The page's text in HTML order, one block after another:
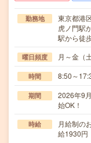
勤務地
東京都港
虎ノ門駅
駅から徒
曜日頻度 月～金（
時間 8:50～
期間
2026年9
始OK！
時給
月給制の
給1930円